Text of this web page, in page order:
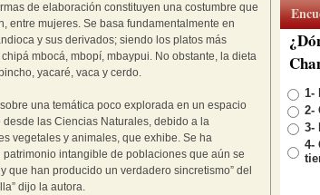
A 12
la
Godoy
1-
2-
3-
4-
de elaboración constituyen una costumbre que
entre mujeres. Se basa fundamentalmente en
y sus derivados; siendo los platos más
mbocá, mbopí, mbaypui. No obstante, la dieta
yacaré, vaca y cerdo.
una temática poco explorada en un espacio
las Ciencias Naturales, debido a la
vegetales y animales, que exhibe. Se ha
intangible de poblaciones que aún se
que han producido un verdadero sincretismo” del
dijo la autora.